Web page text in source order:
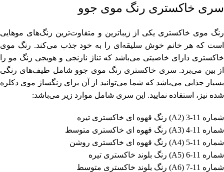
سری خاکستری رنگ موی جوو
رنگ موی خاکستری یکی از زیباترین و متفاوت‌ترین رنگ‌های موهایی
است که هر خانم خوش سلیقه‌ای را به خود جذب می‌کند. رنگ موی
خاکستری دارای خاصیتی می‌باشد که تناژ نارنجی و هویجی رنگ مو را
از بین می‌برد. سری خاکستری رنگ موی جوو شامل طیف‌های رنگی
بسیار جذابی می‌باشد که شما می‌توانید از آن برای رنگساژ موی دکلره
شده نیز، استفاده نمایید. این سری شامل موارد زیر می‌باشد:
شماره 11-3 (A2) رنگ قهوه ای خاکستری تیره
شماره 11-4 (A3) رنگ قهوه ای خاکستری متوسط
شماره 11-5 (A4) رنگ قهوه ای خاکستری روشن
شماره 11-6 (A5) رنگ بلوند خاکستری تیره
شماره 11-7 (A6) رنگ بلوند خاکستری متوسط